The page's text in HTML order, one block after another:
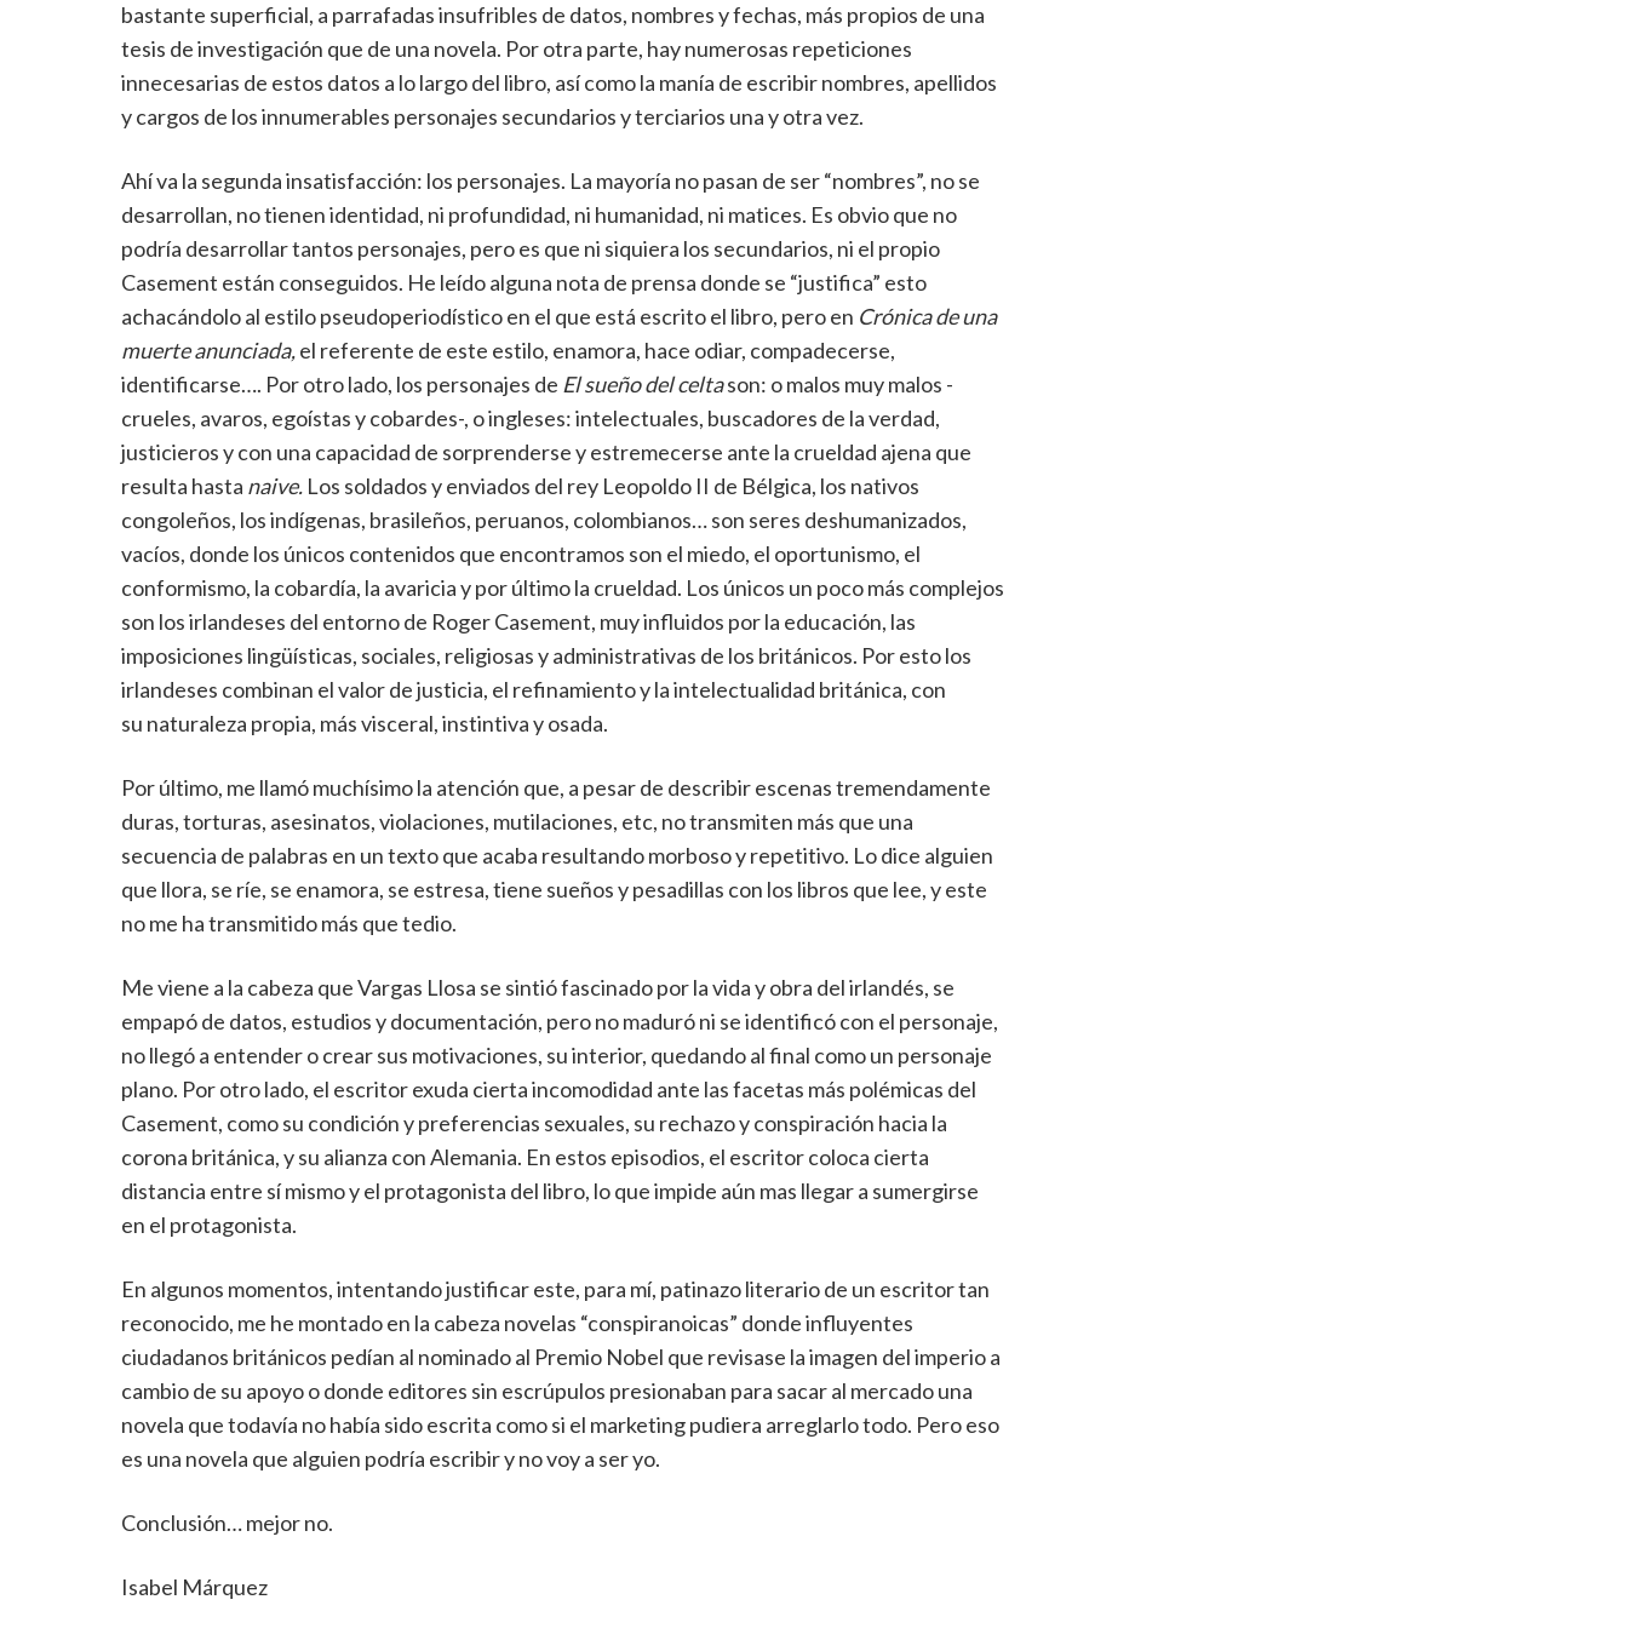
bastante superficial, a parrafadas insufribles de datos, nombres y fechas, más propios de una
tesis de investigación que de una novela. Por otra parte, hay numerosas repeticiones
innecesarias de estos datos a lo largo del libro, así como la manía de escribir nombres, apellidos
y cargos de los innumerables personajes secundarios y terciarios una y otra vez.
Ahí va la segunda insatisfacción: los personajes. La mayoría no pasan de ser “nombres”, no se
desarrollan, no tienen identidad, ni profundidad, ni humanidad, ni matices. Es obvio que no
podría desarrollar tantos personajes, pero es que ni siquiera los secundarios, ni el propio
Casement están conseguidos. He leído alguna nota de prensa donde se “justifica” esto
achacándolo al estilo pseudoperiodístico en el que está escrito el libro, pero en Crónica de una
muerte anunciada,el referente de este estilo, enamora, hace odiar, compadecerse,
identificarse…. Por otro lado, los personajes de El sueño del celtason: o malos muy malos -
crueles, avaros, egoístas y cobardes-, o ingleses: intelectuales, buscadores de la verdad,
justicieros y con una capacidad de sorprenderse y estremecerse ante la crueldad ajena que
resulta hasta naive.Los soldados y enviados del rey Leopoldo II de Bélgica, los nativos
congoleños, los indígenas, brasileños, peruanos, colombianos… son seres deshumanizados,
vacíos, donde los únicos contenidos que encontramos son el miedo, el oportunismo, el
conformismo, la cobardía, la avaricia y por último la crueldad. Los únicos un poco más complejos
son los irlandeses del entorno de Roger Casement, muy influidos por la educación, las
imposiciones lingüísticas, sociales, religiosas y administrativas de los británicos. Por esto los
irlandeses combinan el valor de justicia, el refinamiento y la intelectualidad británica, con
su naturaleza propia, más visceral, instintiva y osada.
Por último, me llamó muchísimo la atención que, a pesar de describir escenas tremendamente
duras, torturas, asesinatos, violaciones, mutilaciones, etc, no transmiten más que una
secuencia de palabras en un texto que acaba resultando morboso y repetitivo. Lo dice alguien
que llora, se ríe, se enamora, se estresa, tiene sueños y pesadillas con los libros que lee, y este
no me ha transmitido más que tedio.
Me viene a la cabeza que Vargas Llosa se sintió fascinado por la vida y obra del irlandés, se
empapó de datos, estudios y documentación, pero no maduró ni se identificó con el personaje,
no llegó a entender o crear sus motivaciones, su interior, quedando al final como un personaje
plano. Por otro lado, el escritor exuda cierta incomodidad ante las facetas más polémicas del
Casement, como su condición y preferencias sexuales, su rechazo y conspiración hacia la
corona británica, y su alianza con Alemania. En estos episodios, el escritor coloca cierta
distancia entre sí mismo y el protagonista del libro, lo que impide aún mas llegar a sumergirse
en el protagonista.
En algunos momentos, intentando justificar este, para mí, patinazo literario de un escritor tan
reconocido, me he montado en la cabeza novelas “conspiranoicas” donde influyentes
ciudadanos británicos pedían al nominado al Premio Nobel que revisase la imagen del imperio a
cambio de su apoyo o donde editores sin escrúpulos presionaban para sacar al mercado una
novela que todavía no había sido escrita como si el marketing pudiera arreglarlo todo. Pero eso
es una novela que alguien podría escribir y no voy a ser yo.
Conclusión… mejor no.
Isabel Márquez